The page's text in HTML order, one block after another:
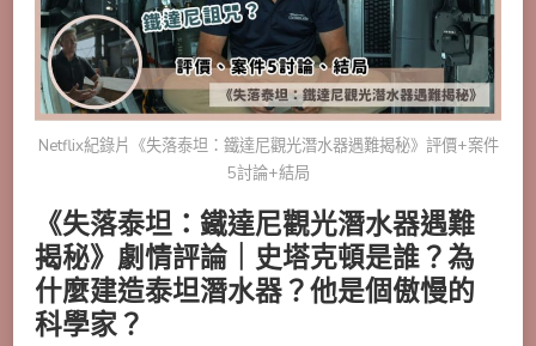
Netflix紀錄片《失落泰坦：鐵達尼觀光潛水器遇難揭秘》評價+案件
5討論+結局
《失落泰坦：鐵達尼觀光潛水器遇難
揭秘》劇情評論｜史塔克頓是誰？為
什麼建造泰坦潛水器？他是個傲慢的
科學家？